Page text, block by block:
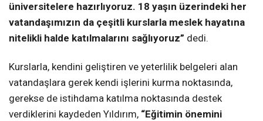
üniversitelere hazırlıyoruz. 18 yaşın üzerindeki her
vatandaşımızın da çeşitli kurslarla meslek hayatına
nitelikli halde katılmalarını sağlıyoruz” dedi.
Kurslarla, kendini geliştiren ve yeterlilik belgeleri alan
vatandaşlara gerek kendi işlerini kurma noktasında,
gerekse de istihdama katılma noktasında destek
verdiklerini kaydeden Yıldırım, “Eğitimin önemini